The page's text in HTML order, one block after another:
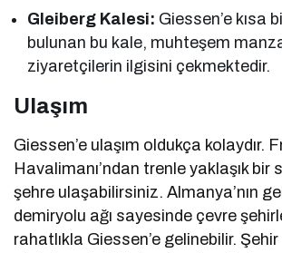
Gleiberg Kalesi: Giessen’e kısa
bulunan bu kale, muhteşem
ziyaretçilerin ilgisini çekmektedir.
Ulaşım
Giessen’e ulaşım oldukça kolaydır.
Havalimanı’ndan trenle yaklaşık bir
şehre ulaşabilirsiniz. Almanya’nın
demiryolu ağı sayesinde çevre
rahatlıkla Giessen’e gelinebilir.